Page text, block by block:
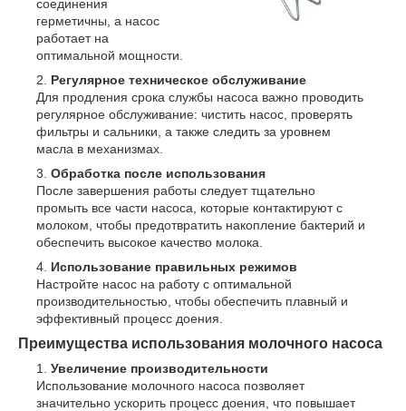
соединения
герметичны, а насос
работает на
оптимальной мощности.
Регулярное техническое обслуживание
Для продления срока службы насоса важно проводить
регулярное обслуживание: чистить насос, проверять
фильтры и сальники, а также следить за уровнем
масла в механизмах.
Обработка после использования
После завершения работы следует тщательно
промыть все части насоса, которые контактируют с
молоком, чтобы предотвратить накопление бактерий и
обеспечить высокое качество молока.
Использование правильных режимов
Настройте насос на работу с оптимальной
производительностью, чтобы обеспечить плавный и
эффективный процесс доения.
Преимущества использования молочного насоса
Увеличение производительности
Использование молочного насоса позволяет
значительно ускорить процесс доения, что повышает